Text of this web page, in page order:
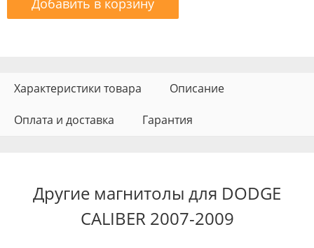
Добавить в корзину
Характеристики товара Описание
Оплата и доставка Гарантия
Другие магнитолы для DODGE
CALIBER 2007-2009